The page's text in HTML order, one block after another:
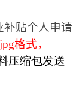
补贴个人申请
格式，
压缩包发送